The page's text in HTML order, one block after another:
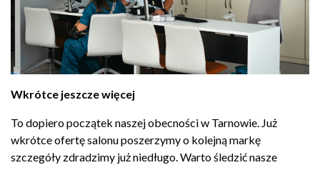
Wkrótce jeszcze więcej
To dopieropoczątek naszej obecnościw Tarnowie. Już
wkrótce ofertę salonuposzerzymy o kolejną markę
szczegóły zdradzimy jużniedługo. Warto śledzić nasze